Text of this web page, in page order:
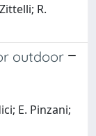
R.
outdoor
E. Pinzani;